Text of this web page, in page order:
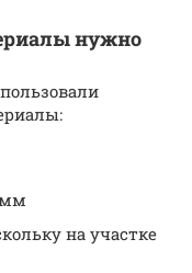
нужно
мм
на участке